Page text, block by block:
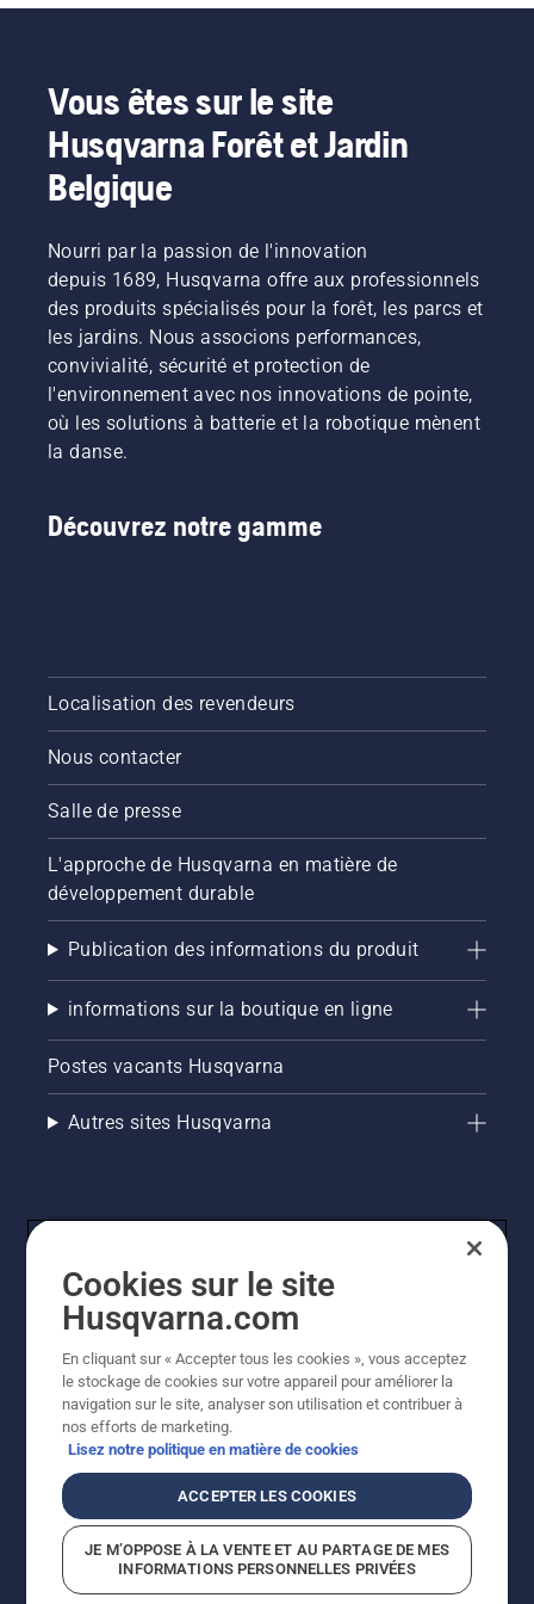
à
essence
40 cm3
seront
lancées :
et
Husqvarna T540 XP®
Mark III.
manière
de
préparer
Vous êtes sur le site
Husqvarna Forêt et Jardin
Belgique
Nourri par la passion de l'innovation
depuis 1689, Husqvarna offre aux professionnels
des produits spécialisés pour la forêt, les parcs et
les jardins. Nous associons performances,
convivialité, sécurité et protection de
l'environnement avec nos innovations de pointe,
où les solutions à batterie et la robotique mènent
la danse.
Découvrez notre gamme
Localisation des revendeurs
Nous contacter
Salle de presse
L'approche de Husqvarna en matière de
développement durable
Publication des informations du produit
informations sur la boutique en ligne
Postes vacants Husqvarna
Autres sites Husqvarna
© Husqvarna AB (publ). Tous droits réservés. Les prix
indiqués sont des prix de vente conseillés. Tous les prix
indiqués sont des prix de vente recommandés (TVA
incluse), sauf si le produit est disponible pour un achat
direct.
Politique relative aux cookiesConditions d'utilisation
Signalement de violations présumées
Cookies sur le site
Husqvarna.com
En cliquant sur « Accepter tous les cookies », vous acceptez
le stockage de cookies sur votre appareil pour améliorer la
navigation sur le site, analyser son utilisation et contribuer à
nos efforts de marketing.
Lisez notre politique en matière de cookies
ACCEPTER LES COOKIES
JE M’OPPOSE À LA VENTE ET AU PARTAGE DE MES
INFORMATIONS PERSONNELLES PRIVÉES